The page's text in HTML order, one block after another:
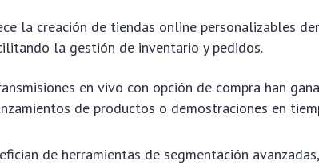
la creación de tiendas online personalizables
la gestión de inventario y pedidos.
en vivo con opción de compra han
de productos o demostraciones en
de herramientas de segmentación